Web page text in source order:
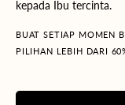
kepada Ibu tercinta.
BUAT SETIAP MOMEN
PILIHAN LEBIH DARI